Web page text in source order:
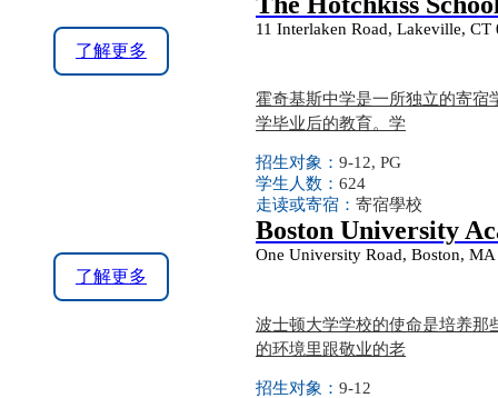
了解更多
11 Interlaken Road, Lakeville, CT
霍奇基斯中学是一所独立的寄宿
学毕业后的教育。学
招生对象： 9-12, PG
学生人数： 624
走读或寄宿： 寄宿學校
了解更多
Boston University
One University Road, Boston,
波士顿大学学校的使命是培养那
的环境里跟敬业的老
招生对象： 9-12